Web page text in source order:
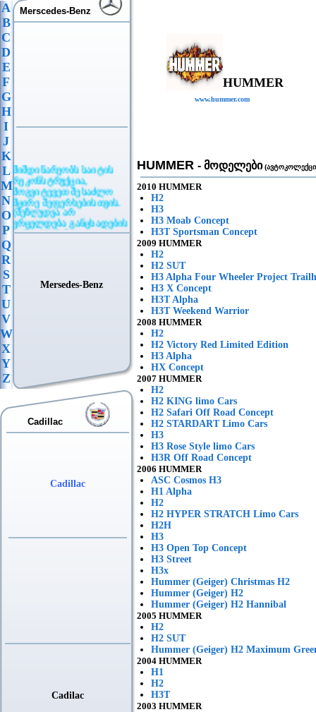
A
B
C
D
E
F
G
H
I
J
K
L
M
N
O
P
Q
R
S
T
U
V
W
X
Y
Z
Merscedes-Benz
მიმდინარეობს საიტის
რეკონსტრუქცია,
მოგვიტევეთ შესაძლო
მცირე შეფერხებისთვის.
(შეზღუდვა არ
ვრცელდება განცხადების
განთავსებაზე)
Mersedes-Benz
Cadillac
Cadillac
Cadilac
HUMMER
www.hummer.com
HUMMER - მოდელები
2010 HUMMER
H2
H3
H3 Moab Concept
H3T Sportsman Concept
2009 HUMMER
H2
H2 SUT
H3 Alpha Four Wheeler Project
H3 X Concept
H3T Alpha
H3T Weekend Warrior
2008 HUMMER
H2
H2 Victory Red Limited Edition
H3 Alpha
HX Concept
2007 HUMMER
H2
H2 KING limo Cars
H2 Safari Off Road Concept
H2 STARDART Limo Cars
H3
H3 Rose Style limo Cars
H3R Off Road Concept
2006 HUMMER
ASC Cosmos H3
H1 Alpha
H2
H2 HYPER STRATCH Limo Cars
H2H
H3
H3 Open Top Concept
H3 Street
H3x
Hummer (Geiger) Christmas H2
Hummer (Geiger) H2
Hummer (Geiger) H2 Hannibal
2005 HUMMER
H2
H2 SUT
Hummer (Geiger) H2 Maximum
2004 HUMMER
H1
H2
H3T
2003 HUMMER